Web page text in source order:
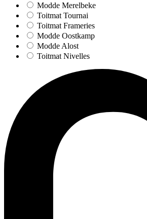
Modde Merelbeke
Toitmat Tournai
Toitmat Frameries
Modde Oostkamp
Modde Alost
Toitmat Nivelles